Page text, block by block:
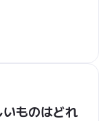
ものはどれ